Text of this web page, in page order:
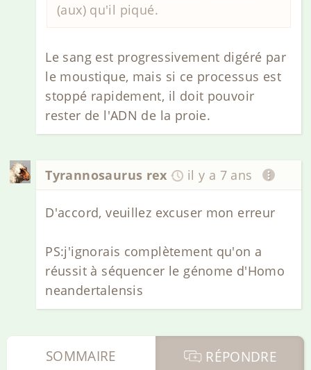
(aux) qu'il piqué.
Le sang est progressivement digéré par
le moustique, mais si ce processus est
stoppé rapidement, il doit pouvoir
rester de l'ADN de la proie.
Tyrannosaurus rex il y a 7 ans
D'accord, veuillez excuser mon erreur
PS:j'ignorais complètement qu'on a
réussit à séquencer le génome d'Homo
neandertalensis
RÉPONDRE
SOMMAIRE